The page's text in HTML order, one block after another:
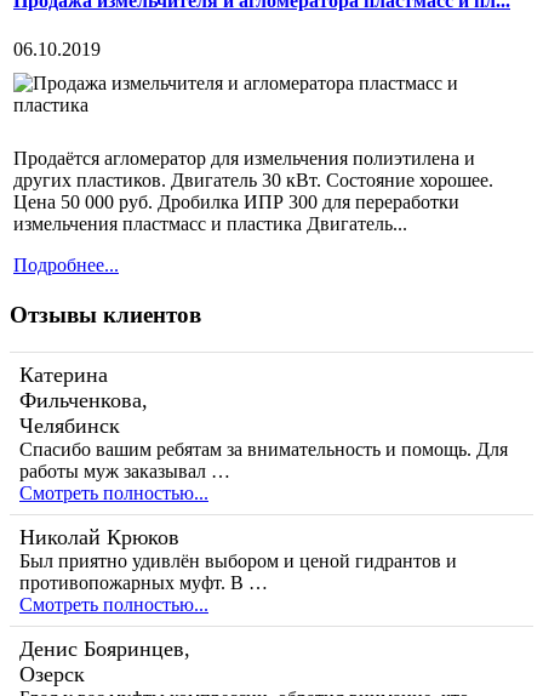
06.10.2019
Продаётся агломератор для измельчения полиэтилена и
других пластиков. Двигатель 30 кВт. Состояние хорошее.
Цена 50 000 руб. Дробилка ИПР 300 для переработки
измельчения пластмасс и пластика Двигатель...
Подробнее...
Отзывы клиентов
Катерина
Фильченкова,
Челябинск
Спасибо вашим ребятам за внимательность и помощь. Для
работы муж заказывал …
Смотреть полностью...
Николай Крюков
Был приятно удивлён выбором и ценой гидрантов и
противопожарных муфт. В …
Смотреть полностью...
Денис Бояринцев,
Озерск